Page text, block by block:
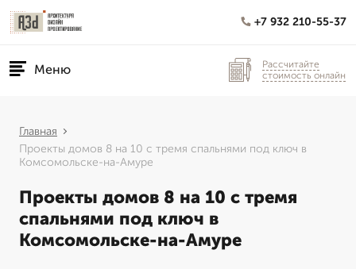
+7 932 210-55-37
Меню
Рассчитайте
стоимость онлайн
Главная
Проекты домов 8 на 10 с тремя спальнями под ключ в
Комсомольске-на-Амуре
Проекты домов 8 на 10 с тремя
спальнями под ключ в
Комсомольске-на-Амуре